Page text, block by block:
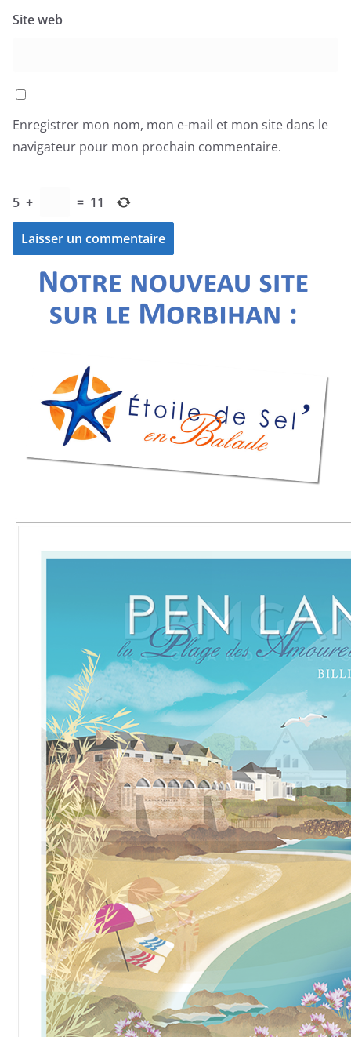
Site web
Enregistrer mon nom, mon e-mail et mon site dans le
navigateur pour mon prochain commentaire.
5 + = 11